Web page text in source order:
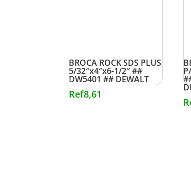
BROCA ROCK SDS PLUS
5/32″x4″x6-1/2″ ##
DW5401 ## DEWALT
Ref8,61